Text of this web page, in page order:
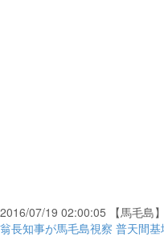
2016/07/19 02:00:05 【馬毛島】
翁長知事が馬毛島視察 普天間